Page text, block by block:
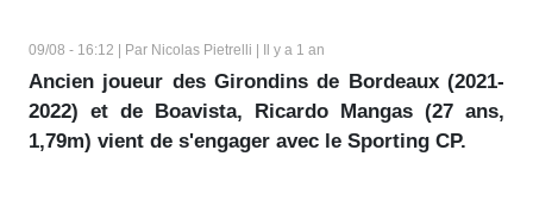
09/08 - 16:12 | Par Nicolas Pietrelli | Il y a 1 an
Ancien joueur des Girondins de Bordeaux (2021-
2022) et de Boavista, Ricardo Mangas (27 ans,
1,79m) vient de s'engager avec le Sporting CP.